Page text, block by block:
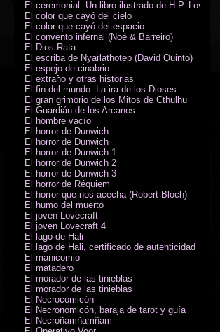
El ceremonial. Un libro ilustrado de H.P.
El color que cayó del cielo
El color que cayó del espacio
El convento infernal (Noé & Barreiro)
El Dios Rata
El escriba de Nyarlathotep (David Quinto)
El espejo de cinabrio
El extraño y otras historias
El fin del mundo: La ira de los Dioses
El gran grimorio de los Mitos de Cthulhu
El Guardián de los Arcanos
El hombre vacío
El horror de Dunwich
El horror de Dunwich
El horror de Dunwich 1
El horror de Dunwich 2
El horror de Dunwich 3
El horror de Réquiem
El horror que nos acecha (Robert Bloch)
El humo del muerto
El joven Lovecraft
El joven Lovecraft 4
El lago de Hali
El lago de Hali, certificado de autenticidad
El manicomio
El matadero
El morador de las tinieblas
El morador de las tinieblas
El Necrocomicón
El Necronomicón, baraja de tarot y guía
El Necroñamñamñam